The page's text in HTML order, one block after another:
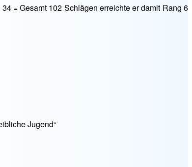
= Gesamt 102 Schlägen erreichte er damit Rang 6
Jugend“